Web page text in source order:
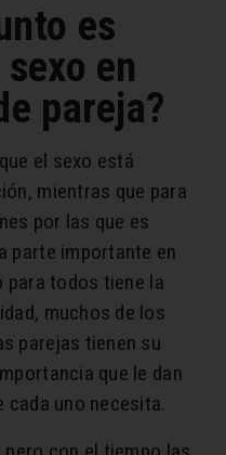
es
en
pareja?
el sexo está
mientras que para
por las que es
parte importante en
para todos tiene la
muchos de los
parejas tienen su
que le dan
cada uno necesita.